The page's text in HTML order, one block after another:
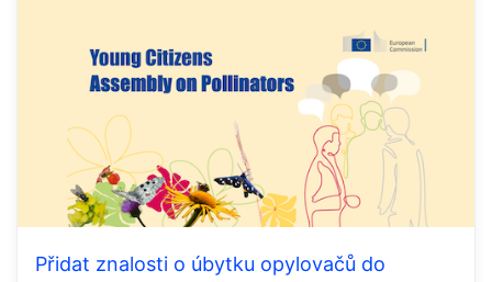
Přidat znalosti o úbytku opylovačů do